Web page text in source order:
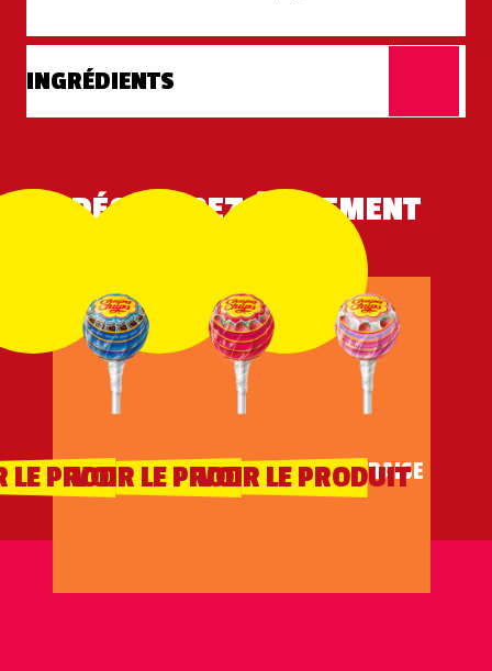
INGRÉDIENTS
DÉCOUVREZ ÉGALEMENT
COLA
LE PRODUIT FRAISE
VOIR LE PRODUIT LAIT FRAISE
VOIR LE PRODUIT